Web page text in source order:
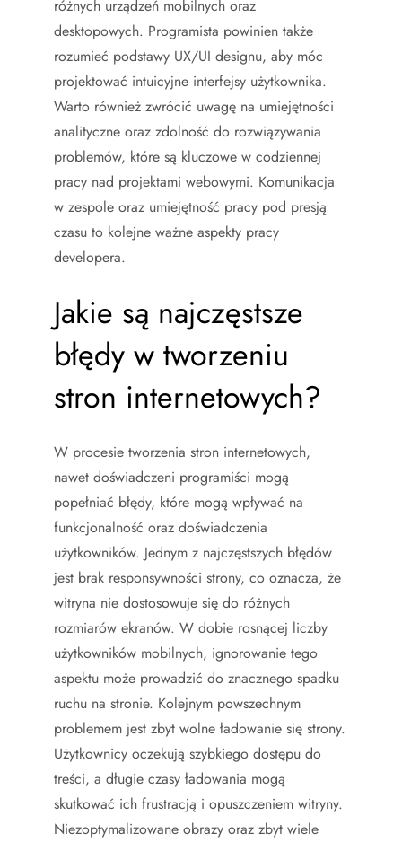
różnych urządzeń mobilnych oraz
desktopowych. Programista powinien także
rozumieć podstawy UX/UI designu, aby móc
projektować intuicyjne interfejsy użytkownika.
Warto również zwrócić uwagę na umiejętności
analityczne oraz zdolność do rozwiązywania
problemów, które są kluczowe w codziennej
pracy nad projektami webowymi. Komunikacja
w zespole oraz umiejętność pracy pod presją
czasu to kolejne ważne aspekty pracy
developera.
Jakie są najczęstsze
błędy w tworzeniu
stron internetowych?
W procesie tworzenia stron internetowych,
nawet doświadczeni programiści mogą
popełniać błędy, które mogą wpływać na
funkcjonalność oraz doświadczenia
użytkowników. Jednym z najczęstszych błędów
jest brak responsywności strony, co oznacza, że
witryna nie dostosowuje się do różnych
rozmiarów ekranów. W dobie rosnącej liczby
użytkowników mobilnych, ignorowanie tego
aspektu może prowadzić do znacznego spadku
ruchu na stronie. Kolejnym powszechnym
problemem jest zbyt wolne ładowanie się strony.
Użytkownicy oczekują szybkiego dostępu do
treści, a długie czasy ładowania mogą
skutkować ich frustracją i opuszczeniem witryny.
Niezoptymalizowane obrazy oraz zbyt wiele